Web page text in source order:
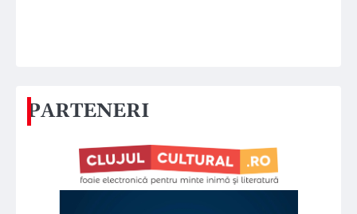
PARTENERI